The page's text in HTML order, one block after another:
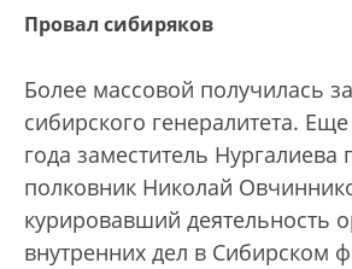
Провал сибиряков
Более массовой получилась
сибирского генералитета.
года заместитель Нургалиева
полковник Николай
курировавший деятельность
внутренних дел в Сибирском